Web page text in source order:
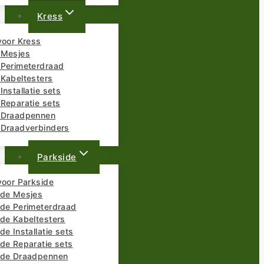
Kress
Kress
sets
sets
Parkside
Parkside
Mesjes
Perimeterdraad
Kabeltesters
Installatie sets
Reparatie sets
Draadpennen